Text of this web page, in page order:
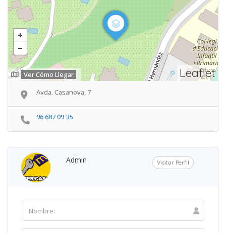
Leaflet
Ver Cómo Llegar
Avda. Casanova, 7
96 687 09 35
Admin Visitar Perfil